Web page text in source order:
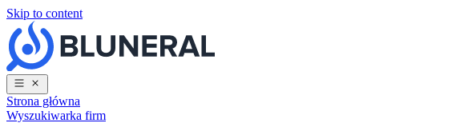
Skip to content
Strona główna
Wyszukiwarka firm